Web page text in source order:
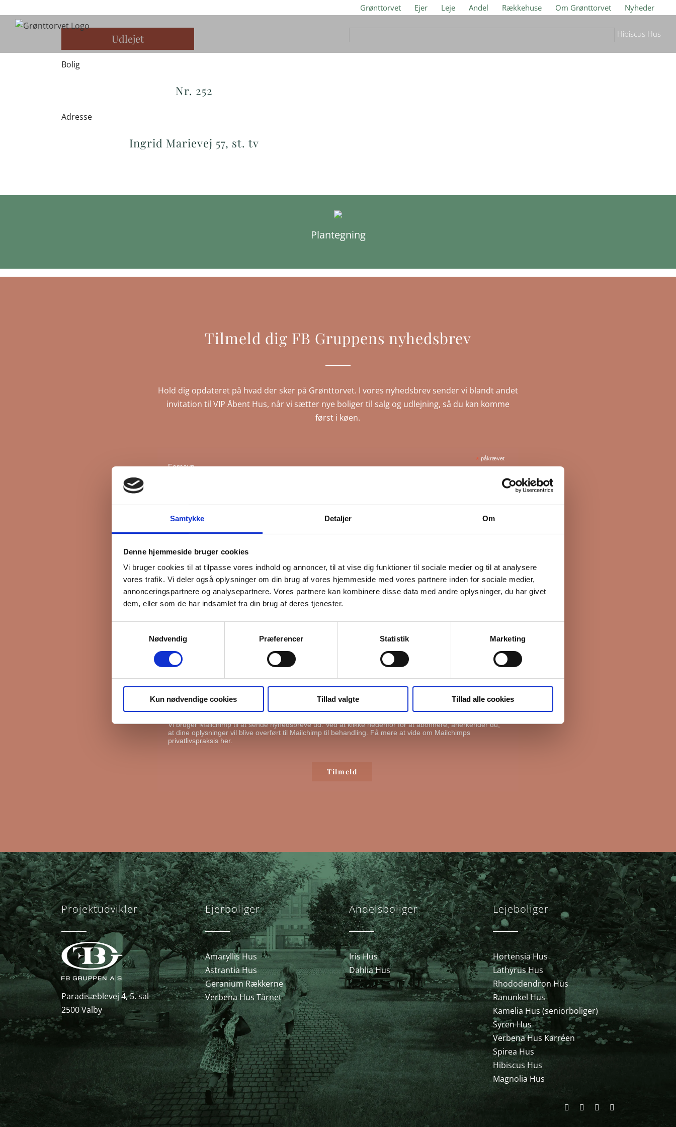
Samtykke Detaljer Om
Denne hjemmeside bruger cookies
Vi bruger cookies til at tilpasse vores indhold og annoncer, til at vise dig funktioner til sociale medier og til at analysere
vores trafik. Vi deler også oplysninger om din brug af vores hjemmeside med vores partnere inden for sociale medier,
annonceringspartnere og analysepartnere. Vores partnere kan kombinere disse data med andre oplysninger, du har givet
dem, eller som de har indsamlet fra din brug af deres tjenester.
Nødvendig
Præferencer Statistik Marketing
Kun nødvendige cookies Tillad valgte Tillad alle cookies
Grønttorvet Ejer Leje Andel Rækkehuse Om Grønttorvet Nyheder
Hibiscus Hus
Udlejet
Bolig
Nr. 252
Adresse
Ingrid Marievej 57, st. tv
Plantegning
Tilmeld dig FB Gruppens nyhedsbrev
Hold dig opdateret på hvad der sker på Grønttorvet. I vores nyhedsbrev sender vi blandt andet
invitation til VIP Åbent Hus, når vi sætter nye boliger til salg og udlejning, så du kan komme
først i køen.
* påkrævet
Fornavn
Efternavn
*
Ejerboliger
Markedsføringstilladelse
FB Gruppen vil bruge din information til at kontakte dig i forbindelse med nyheder - og nye boliger. Før vi
kan gøre det, skal du bekræfte, at vi gerne må sende dig emails.Du kan læse vores privatlivspolitik her.
I må gerne sende mig emails
Vi bruger Mailchimp til at sende nyhedsbreve ud. Ved at klikke nedenfor for at abonnere, anerkender du,
at dine oplysninger vil blive overført til Mailchimp til behandling. Få mere at vide om Mailchimps
privatlivspraksis her.
Projektudvikler
Paradisæblevej 4, 5. sal
2500 Valby
Ejerboliger
Amaryllis Hus
Astrantia Hus
Geranium Rækkerne
Verbena Hus Tårnet
Andelsboliger
Iris Hus
Dahlia Hus
Lejeboliger
Hortensia Hus
Lathyrus Hus
Rhododendron Hus
Ranunkel Hus
Kamelia Hus (seniorboliger)
Syren Hus
Verbena Hus Karréen
Spirea Hus
Hibiscus Hus
Magnolia Hus